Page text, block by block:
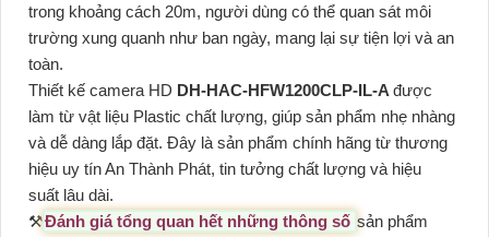
trong khoảng cách 20m, người dùng có thể quan sát môi
trường xung quanh như ban ngày, mang lại sự tiện lợi và an
toàn.
Thiết kế camera HD DH-HAC-HFW1200CLP-IL-A được
làm từ vật liệu Plastic chất lượng, giúp sản phẩm nhẹ nhàng
và dễ dàng lắp đặt. Đây là sản phẩm chính hãng từ thương
hiệu uy tín An Thành Phát, tin tưởng chất lượng và hiệu
suất lâu dài.
⚒Đánh giá tổng quan hết những thông số sản phẩm